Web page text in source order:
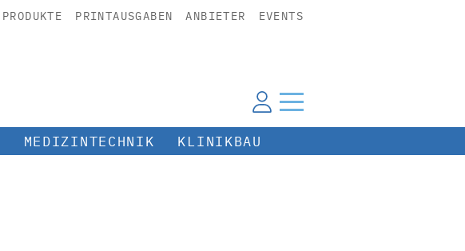
PRODUKTE PRINTAUSGABEN ANBIETER EVENTS
MEDIZINTECHNIK KLINIKBAU